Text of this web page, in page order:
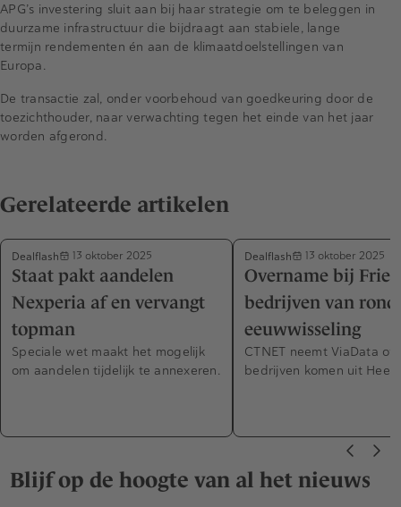
APG’s investering sluit aan bij haar strategie om te beleggen in
duurzame infrastructuur die bijdraagt aan stabiele, lange
termijn rendementen én aan de klimaatdoelstellingen van
Europa.
De transactie zal, onder voorbehoud van goedkeuring door de
toezichthouder, naar verwachting tegen het einde van het jaar
worden afgerond.
Gerelateerde artikelen
Dealflash 13 oktober 2025
Staat pakt aandelen
Nexperia af en vervangt
topman
Speciale wet maakt het mogelijk
om aandelen tijdelijk te annexeren.
Dealflash 13 oktober 2025
Overname bij
bedrijven van rond
eeuwwisseling
CTNET neemt ViaData
bedrijven komen uit
Blijf op de hoogte van al het nieuws